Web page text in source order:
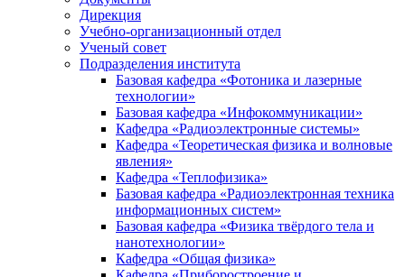
Дирекция
Учебно-организационный отдел
Ученый совет
Подразделения института
Базовая кафедра «Фотоника и лазерные
технологии»
Базовая кафедра «Инфокоммуникации»
Кафедра «Радиоэлектронные системы»
Кафедра «Теоретическая физика и волновые
явления»
Кафедра «Теплофизика»
Базовая кафедра «Радиоэлектронная техника
информационных систем»
Базовая кафедра «Физика твёрдого тела и
нанотехнологии»
Кафедра «Общая физика»